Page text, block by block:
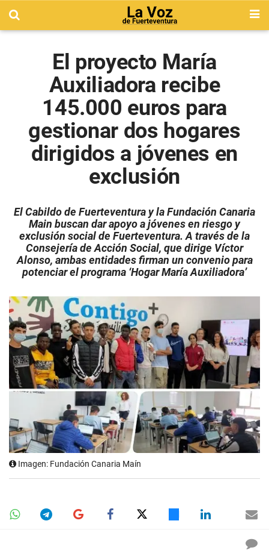
El proyecto María
Auxiliadora recibe
145.000 euros para
gestionar dos hogares
dirigidos a jóvenes en
exclusión
El Cabildo de Fuerteventura y la Fundación Canaria
Main buscan dar apoyo a jóvenes en riesgo y
exclusión social de Fuerteventura. A través de la
Consejería de Acción Social, que dirige Víctor
Alonso, ambas entidades firman un convenio para
potenciar el programa ‘Hogar María Auxiliadora’
Imagen: Fundación Canaria Maín